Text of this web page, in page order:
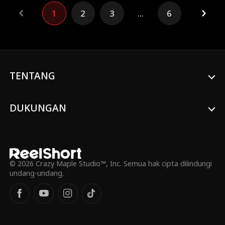
kesempatan datang! Dengan memegang
kelemahan itu, dia menyusup ke tambang.
Siang hari dia merencanakan cara
jadi pelindungnya. Baru saja naik jabatan
terancam runtuh. Candra menggertakkan
1 2 3 ... 6
TENTANG
DUKUNGAN
© 2026 Crazy Maple Studio™, Inc. Semua hak cipta dilindungi
undang-undang.